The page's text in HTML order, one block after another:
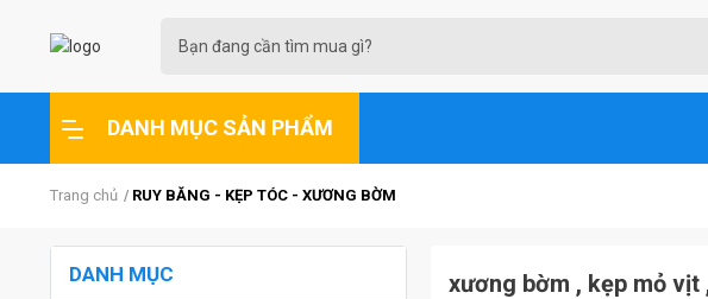
DANH MỤC SẢN PHẨM
Trang chủ RUY BĂNG - KẸP TÓC - XƯƠNG BỜM
DANH MỤC xương bờm , kẹp mỏ vịt